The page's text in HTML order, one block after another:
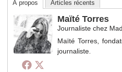
À propos Articles récents
Maïté Torres
Journaliste chez
Maïté Torres,
journaliste.